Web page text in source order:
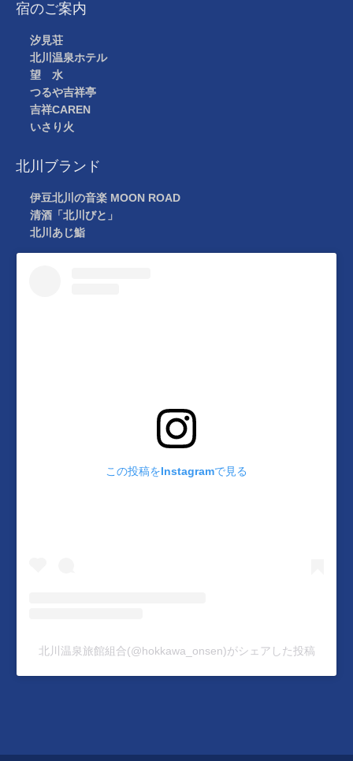
宿のご案内
汐見荘
北川温泉ホテル
望 水
つるや吉祥亭
吉祥CAREN
いさり火
北川ブランド
伊豆北川の音楽 MOON ROAD
清酒「北川びと」
北川あじ鮨
この投稿をInstagramで見る
北川温泉旅館組合(@hokkawa_onsen)がシェアした投稿